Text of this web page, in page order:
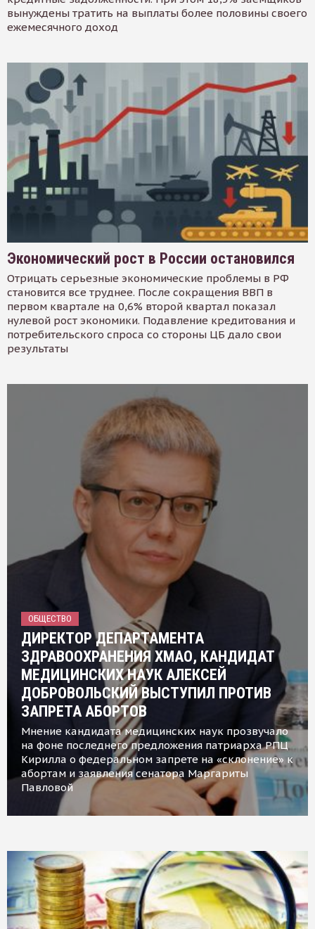
вынуждены тратить на выплаты более половины своего
ежемесячного доход
Экономический рост в России остановился
Отрицать серьезные экономические проблемы в РФ
становится все труднее. После сокращения ВВП в
первом квартале на 0,6% второй квартал показал
нулевой рост экономики. Подавление кредитования и
потребительского спроса со стороны ЦБ дало свои
результаты
ОБЩЕСТВО
ДИРЕКТОР ДЕПАРТАМЕНТА
ЗДРАВООХРАНЕНИЯ ХМАО, КАНДИДАТ
МЕДИЦИНСКИХ НАУК АЛЕКСЕЙ
ДОБРОВОЛЬСКИЙ ВЫСТУПИЛ ПРОТИВ
ЗАПРЕТА АБОРТОВ
Мнение кандидата медицинских наук прозвучало
на фоне последнего предложения патриарха РПЦ
Кирилла о федеральном запрете на «склонение» к
абортам и заявления сенатора Маргариты
Павловой